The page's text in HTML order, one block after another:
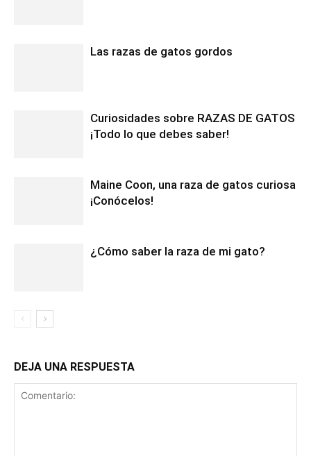
Las razas de gatos gordos
Curiosidades sobre RAZAS DE GATOS
¡Todo lo que debes saber!
Maine Coon, una raza de gatos curiosa
¡Conócelos!
¿Cómo saber la raza de mi gato?
DEJA UNA RESPUESTA